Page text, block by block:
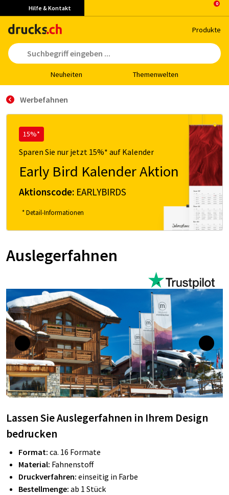
Hilfe & Kontakt
Pro­duk­te
Neu­hei­ten The­men­wel­ten
Werbefahnen
15%*
Sparen Sie nur jetzt 15%* auf Kalender
Early Bird Kalender Aktion
Aktionscode: EARLYBIRDS
* Detail-Informationen
Auslegerfahnen
Lassen Sie Auslegerfahnen in Ihrem Design
bedrucken
Format: ca. 16 Formate
Material: Fah­nen­stoff
Druckverfahren: einseitig in Farbe
Bestellmenge: ab 1 Stück